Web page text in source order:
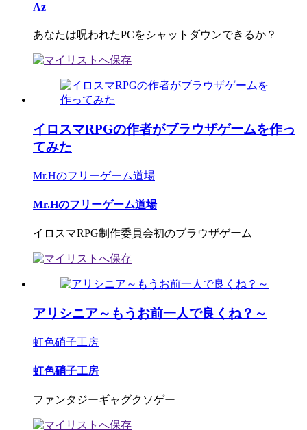
Az
あなたは呪われたPCをシャットダウンできるか？
イロスマRPGの作者がブラウザゲームを作っ
てみた
Mr.Hのフリーゲーム道場
Mr.Hのフリーゲーム道場
イロスマRPG制作委員会初のブラウザゲーム
アリシニア～もうお前一人で良くね？～
虹色硝子工房
虹色硝子工房
ファンタジーギャグクソゲー